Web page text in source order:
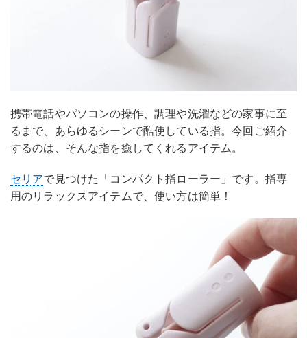
携帯電話やパソコンの操作、調理や洗濯などの家事に至
るまで、あらゆるシーンで酷使している指。今回ご紹介
するのは、そんな指を癒してくれるアイテム。
セリアで見つけた「コンパクト指ローラー」です。指専
用のリラックスアイテムで、使い方は簡単！